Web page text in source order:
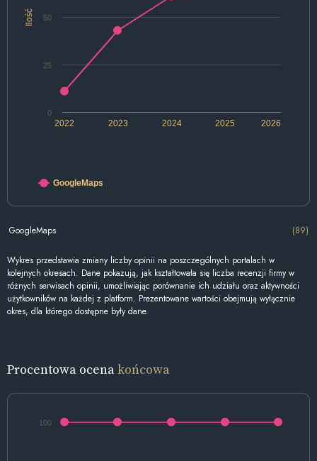
Ilość
2022 2024 2026
2023 2025
0
25
50
GoogleMaps
GoogleMaps (89)
Wykres przedstawia zmiany liczby opinii na poszczególnych portalach w
kolejnych okresach. Dane pokazują, jak kształtowała się liczba recenzji firmy w
różnych serwisach opinii, umożliwiając porównanie ich udziału oraz aktywności
użytkowników na każdej z platform. Prezentowane wartości obejmują wyłącznie
okres, dla którego dostępne były dane.
Procentowa ocenakońcowa
100